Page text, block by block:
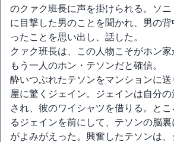
のクァク班長に声を掛けられる。ソニ
に目撃した男のことを聞かれ、男の
ったことを思い出し、話した。
クァク班長は、この人物こそがホン
もう一人のホン・テソンだと確信。
酔いつぶれたテソンをマンションに
屋に驚くジェイン。ジェインは自分
され、彼のワイシャツを借りる。と
るジェインを前にして、テソンの脳
がよみがえった。興奮したテソンは